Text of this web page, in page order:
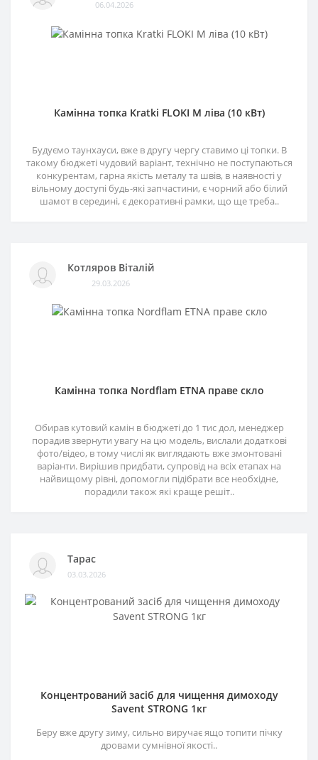
06.04.2026
Камінна топка Kratki FLOKI M ліва (10 кВт)
Будуємо таунхауси, вже в другу чергу ставимо ці топки. В
такому бюджеті чудовий варіант, технічно не поступаються
конкурентам, гарна якість металу та швів, в наявності у
вільному доступі будь-які запчастини, є чорний або білий
шамот в середині, є декоративні рамки, що ще треба..
Котляров Віталій
29.03.2026
Камінна топка Nordflam ETNA праве скло
Обирав кутовий камін в бюджеті до 1 тис дол, менеджер
порадив звернути увагу на цю модель, вислали додаткові
фото/відео, в тому числі як виглядають вже змонтовані
варіанти. Вирішив придбати, супровід на всіх етапах на
найвищому рівні, допомогли підібрати все необхідне,
порадили також які краще решіт..
Тарас
03.03.2026
Концентрований засіб для чищення димоходу
Savent STRONG 1кг
Беру вже другу зиму, сильно виручає ящо топити пічку
дровами сумнівної якості..